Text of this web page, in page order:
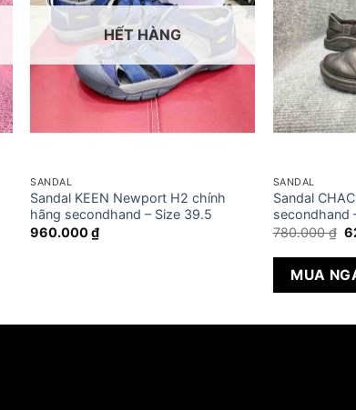
HẾT HÀNG
SANDAL
Sandal KEEN Newport H2 chính
hãng secondhand – Size 39.5
960.000₫
SANDAL
Sandal
secondhand
780.000₫
là:
MUA